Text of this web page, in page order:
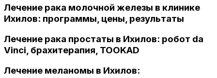
Лечение рака молочной железы в клинике
Ихилов: программы, цены, результаты
Лечение рака простаты в Ихилов: робот da
Vinci, брахитерапия, TOOKAD
Лечение меланомы в Ихилов: